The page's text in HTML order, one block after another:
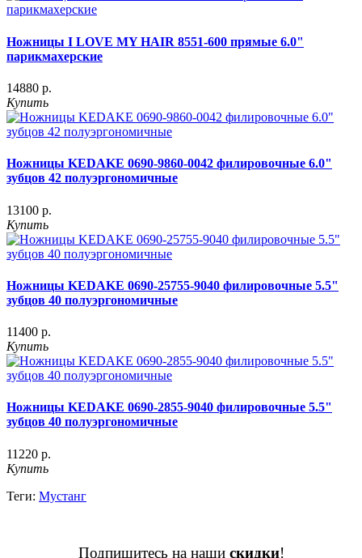
Ножницы I LOVE MY HAIR 8551-600 прямые 6.0"
парикмахерские
14880 р.
Купить
Ножницы KEDAKE 0690-9860-0042 филировочные 6.0"
зубцов 42 полуэргономичные
13100 р.
Купить
Ножницы KEDAKE 0690-25755-9040 филировочные 5.5"
зубцов 40 полуэргономичные
11400 р.
Купить
Ножницы KEDAKE 0690-2855-9040 филировочные 5.5"
зубцов 40 полуэргономичные
11220 р.
Купить
Теги: Мустанг
Подпишитесь на наши скидки!